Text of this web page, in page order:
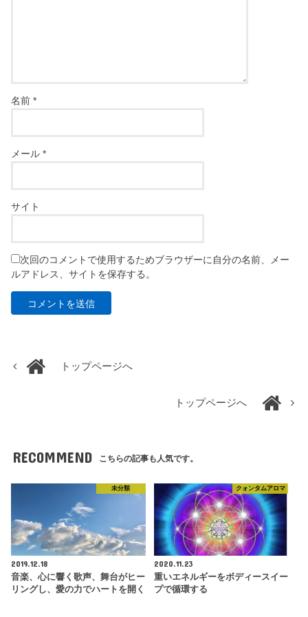
名前*
メール*
サイト
次回のコメントで使用するためブラウザーに自分の名前、メー
ルアドレス、サイトを保存する。
トップページへ
トップページへ
RECOMMEND こちらの記事も人気です。
未分類
2019.12.18
音楽、心に響く歌声、舞台がヒー
リングし、愛の力でハートを開く
クォンタムアロマ
2020.11.23
重いエネルギーをボディースイー
プで循環する